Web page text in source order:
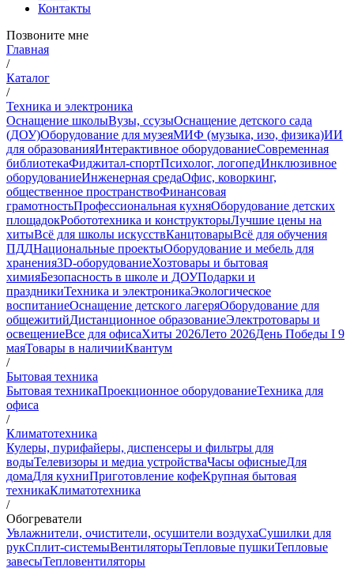
Контакты
Позвоните мне
Главная
/
Каталог
/
Техника и электроника
Оснащение школыВузы, ссузыОснащение детского сада
(ДОУ)Оборудование для музеяМИФ (музыка, изо, физика)ИИ
для образованияИнтерактивное оборудованиеСовременная
библиотекаФиджитал-спортПсихолог, логопедИнклюзивное
оборудованиеИнженерная средаОфис, коворкинг,
общественное пространствоФинансовая
грамотностьПрофессиональная кухняОборудование детских
площадокРобототехника и конструкторыЛучшие цены на
хитыВсё для школы искусствКанцтоварыВсё для обучения
ПДДНациональные проектыОборудование и мебель для
хранения3D-оборудованиеХозтовары и бытовая
химияБезопасность в школе и ДОУПодарки и
праздникиТехника и электроникаЭкологическое
воспитаниеОснащение детского лагеряОборудование для
общежитийДистанционное образованиеЭлектротовары и
освещениеВсе для офисаХиты 2026Лето 2026День Победы I 9
маяТовары в наличииКвантум
/
Бытовая техника
Бытовая техникаПроекционное оборудованиеТехника для
офиса
/
Климатотехника
Кулеры, пурифайеры, диспенсеры и фильтры для
водыТелевизоры и медиа устройстваЧасы офисныеДля
домаДля кухниПриготовление кофеКрупная бытовая
техникаКлиматотехника
/
Обогреватели
Увлажнители, очистители, осушители воздухаСушилки для
рукСплит-системыВентиляторыТепловые пушкиТепловые
завесыТепловентиляторы